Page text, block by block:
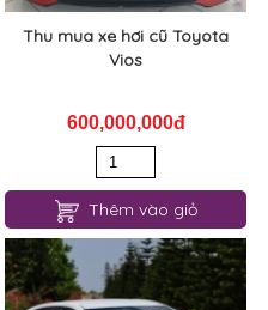
Thu mua xe hơi cũ Toyota
Vios
600,000,000đ
Thêm vào giỏ